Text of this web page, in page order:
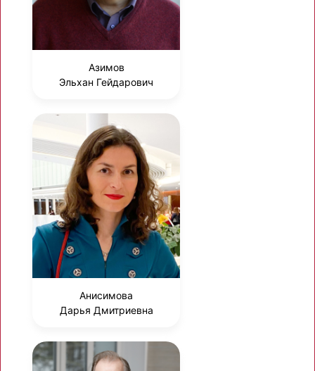
Азимов
Эльхан Гейдарович
Анисимова
Дарья Дмитриевна